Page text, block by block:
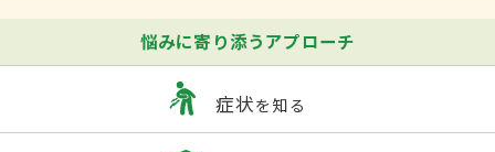
悩みに寄り添うアプローチ
症状を知る